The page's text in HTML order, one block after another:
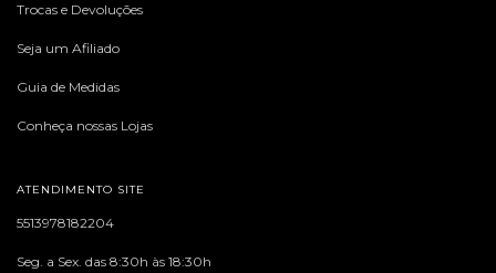
Trocas e Devoluções
Seja um Afiliado
Guia de Medidas
Conheça nossas Lojas
ATENDIMENTO SITE
5513978182204
Seg. a Sex. das 8:30h às 18:30h